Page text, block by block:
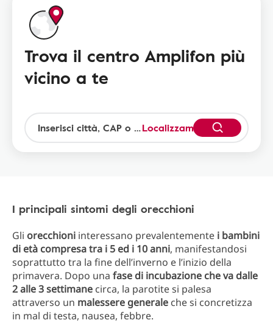
Trova il centro Amplifon più
vicino a te
Localizzami
I principali sintomi degli orecchioni
Gli orecchioni interessano prevalentemente i bambini
di età compresa tra i 5 ed i 10 anni, manifestandosi
soprattutto tra la fine dell’inverno e l’inizio della
primavera. Dopo una fase di incubazione che va dalle
2 alle 3 settimane circa, la parotite si palesa
attraverso un malessere generale che si concretizza
in mal di testa, nausea, febbre.